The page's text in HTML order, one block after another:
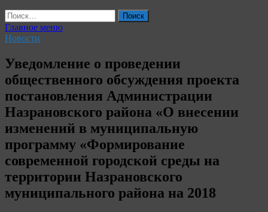
Найти:
Главное меню
Новости
Уведомление о проведении
общественного обсуждения проекта
постановления Администрации
Назрановского района «О внесении
изменений в муниципальную
программу «Формирование
современной городской среды на
территории Назрановского
муниципального района на 2018